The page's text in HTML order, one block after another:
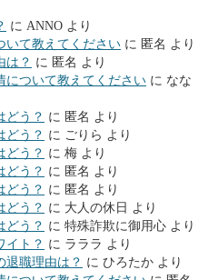
に ANNO より
いて教えてください に 匿名 より
は？ に 匿名 より
について教えてください に なな
どう？ に 匿名 より
どう？ に ごりら より
どう？ に 梅 より
どう？ に 匿名 より
どう？ に 匿名 より
どう？ に 大人の休日 より
どう？ に 特殊詐欺に御用心 より
イト？ に ラララ より
退職理由は？ に ひろたか より